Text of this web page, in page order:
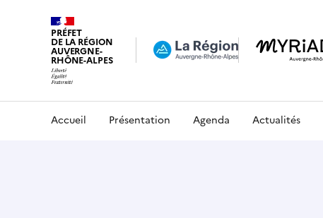
PRÉFET
DE LA RÉGION
AUVERGNE-
RHÔNE-ALPES
Accueil Présentation Agenda Actualités